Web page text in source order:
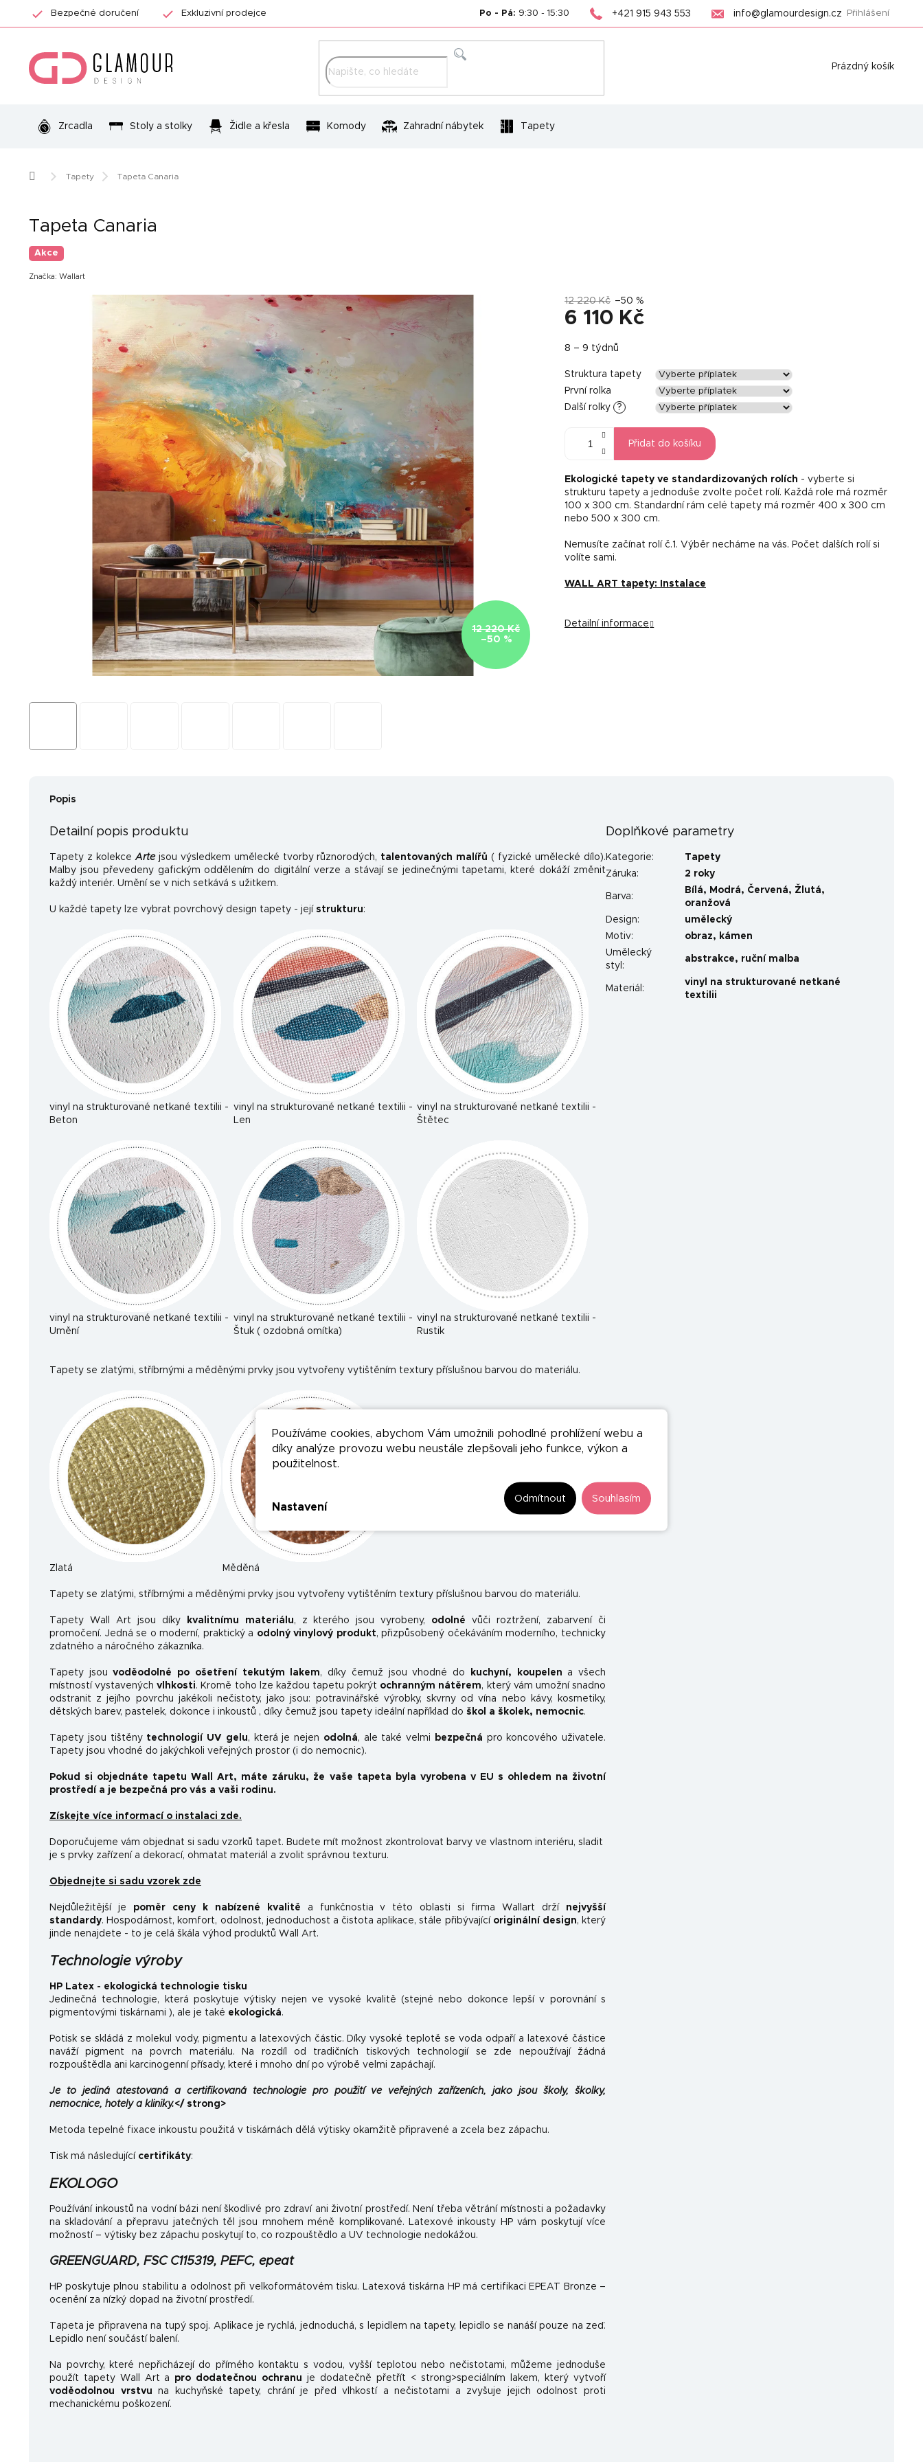
Používáme cookies, abychom Vám umožnili pohodlné prohlížení webu a
díky analýze provozu webu neustále zlepšovali jeho funkce, výkon a
použitelnost.
Nastavení
Odmítnout Souhlasím
Bezpečné doručení Exkluzivní prodejce Po - Pá: 9:30 - 15:30 +421 915 943 553 info@glamourdesign.cz Přihlášení
Nákupní
Prázdný košík
Zrcadla Stoly a stolky Židle a křesla Komody Zahradní nábytek Tapety
Domů Tapety Tapeta Canaria
Tapeta Canaria
Akce
Značka: Wallart
12 220 Kč
–50 %
12 220 Kč –50 %
6 110 Kč
cena:
8 – 9 týdnů
Struktura tapety
První rolka
Další rolky
?
Přidat do košíku
Ekologické tapety ve standardizovaných rolích - vyberte si
strukturu tapety a jednoduše zvolte počet rolí. Každá role má rozměr
100 x 300 cm. Standardní rám celé tapety má rozměr 400 x 300 cm
nebo 500 x 300 cm.
Nemusíte začínat rolí č.1. Výběr necháme na vás. Počet dalších rolí si
volíte sami.
WALL ART tapety: Instalace
Detailní informace
Popis
Detailní popis produktu
Tapety z kolekceArtejsou výsledkem umělecké tvorby různorodých, talentovaných malířů ( fyzické umělecké dílo).
Malby jsou převedeny gafickým oddělením do digitální verze a stávají se jedinečnými tapetami, které dokáží změnit
každý interiér. Umění se v nich setkává s užitkem.
U každé tapety lze vybrat povrchový design tapety - její strukturu:
vinyl na strukturované netkané textilii -
Beton
vinyl na strukturované netkané textilii -
Len
vinyl na strukturované netkané textilii -
Štětec
vinyl na strukturované netkané textilii -
Umění
vinyl na strukturované netkané textilii -
Štuk ( ozdobná omítka)
vinyl na strukturované netkané textilii -
Rustik
Tapety se zlatými, stříbrnými a měděnými prvky jsou vytvořeny vytištěním textury příslušnou barvou do materiálu.
Zlatá Měděná
Tapety se zlatými, stříbrnými a měděnými prvky jsou vytvořeny vytištěním textury příslušnou barvou do materiálu.
Tapety Wall Art jsou díky kvalitnímu materiálu, z kterého jsou vyrobeny, odolné vůči roztržení, zabarvení či
promočení. Jedná se o moderní, praktický a odolný vinylový produkt, přizpůsobený očekáváním moderního, technicky
zdatného a náročného zákazníka.
Tapety jsouvoděodolné po ošetření tekutým lakem, díky čemuž jsou vhodné do kuchyní, koupelen a všech
místností vystavenýchvlhkosti. Kromě toho lze každou tapetu pokrýt ochranným nátěrem, který vám umožní snadno
odstranit z jejího povrchu jakékoli nečistoty, jako jsou: potravinářské výrobky, skvrny od vína nebo kávy, kosmetiky,
dětských barev, pastelek, dokonce i inkoustů , díky čemuž jsou tapety ideální například do škol a školek, nemocnic.
Tapety jsou tištěny technologií UV gelu, která je nejen odolná, ale také velmi bezpečná pro koncového uživatele.
Tapety jsou vhodné do jakýchkoli veřejných prostor (i do nemocnic).
Pokud si objednáte tapetu Wall Art, máte záruku, že vaše tapeta byla vyrobena v EU s ohledem na životní
prostředí a je bezpečná pro vás a vaši rodinu.
Získejte více informací o instalaci zde.
Doporučujeme vám objednat si sadu vzorků tapet. Budete mít možnost zkontrolovat barvy ve vlastnom interiéru, sladit
je s prvky zařízení a dekorací, ohmatat materiál a zvolit správnou texturu.
Objednejte si sadu vzorek zde
Nejdůležitější je poměr ceny k nabízené kvalitě a funkčnostia v této oblasti si firma Wallart drží nejvyšší
standardy. Hospodárnost, komfort, odolnost, jednoduchost a čistota aplikace, stále přibývající originální design, který
jinde nenajdete - to je celá škála výhod produktů Wall Art.
Technologie výroby
HP Latex - ekologická technologie tisku
Jedinečná technologie, která poskytuje výtisky nejen ve vysoké kvalitě (stejné nebo dokonce lepší v porovnání s
pigmentovými tiskárnami ), ale je také ekologická.
Potisk se skládá z molekul vody, pigmentu a latexových částic. Díky vysoké teplotě se voda odpaří a latexové částice
naváží pigment na povrch materiálu. Na rozdíl od tradičních tiskových technologií se zde nepoužívají žádná
rozpouštědla ani karcinogenní přísady, které i mnoho dní po výrobě velmi zapáchají.
Je to jediná atestovaná a certifikovaná technologie pro použití ve veřejných zařízeních, jako jsou školy, školky,
nemocnice, hotely a kliniky.</ strong>
Metoda tepelné fixace inkoustu použitá v tiskárnách dělá výtisky okamžitě připravené a zcela bez zápachu.
Tisk má následující certifikáty:
EKOLOGO
Používání inkoustů na vodní bázi není škodlivé pro zdraví ani životní prostředí. Není třeba větrání místnosti a požadavky
na skladování a přepravu jatečných těl jsou mnohem méně komplikované. Latexové inkousty HP vám poskytují více
možností – výtisky bez zápachu poskytují to, co rozpouštědlo a UV technologie nedokážou.
GREENGUARD, FSC C115319, PEFC, epeat
HP poskytuje plnou stabilitu a odolnost při velkoformátovém tisku. Latexová tiskárna HP má certifikaci EPEAT Bronze –
ocenění za nízký dopad na životní prostředí.
Tapeta je připravena na tupý spoj. Aplikace je rychlá, jednoduchá, s lepidlem na tapety, lepidlo se nanáší pouze na zeď.
Lepidlo není součástí balení.
Na povrchy, které nepřicházejí do přímého kontaktu s vodou, vyšší teplotou nebo nečistotami, můžeme jednoduše
použít tapety Wall Art a pro dodatečnou ochranu je dodatečně přetřít < strong>speciálním lakem, který vytvoří
voděodolnou vrstvu na kuchyňské tapety, chrání je před vlhkostí a nečistotami a zvyšuje jejich odolnost proti
mechanickému poškození.
Doplňkové parametry
Kategorie:
Tapety
Záruka: 2 roky
Barva:
Bílá, Modrá, Červená, Žlutá,
oranžová
Design:
umělecký
Motiv: obraz, kámen
Umělecký
styl :
abstrakce, ruční malba
Materiál :
vinyl na strukturované netkané
textilii